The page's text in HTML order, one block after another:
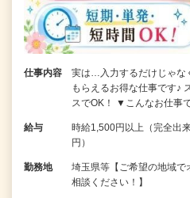
仕事内容
実は…入力するだけじゃな
もらえるお得な仕事です♪
スでOK！ ▼こんなお仕事
給与
時給1,500円以上（完全出
円）
勤務地
埼玉県等【ご希望の地域
相談ください！】